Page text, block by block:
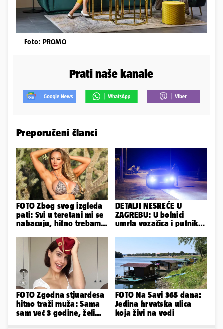
Foto: PROMO
Prati naše kanale
Preporučeni članci
FOTO Zbog svog izgleda
pati: Svi u teretani mi se
nabacuju, hitno trebam
DETALJI NESREĆE U
ZAGREBU: U bolnici
umrla vozačica i putnik,
FOTO Zgodna stjuardesa
hitno traži muža: Sama
sam već 3 godine, želim
FOTO Na Savi 365 dana:
Jedina hrvatska ulica
koja živi na vodi